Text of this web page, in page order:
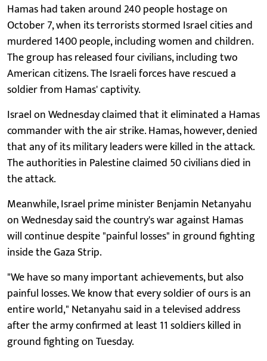
Hamas had taken around 240 people hostage on
October 7, when its terrorists stormed Israel cities and
murdered 1400 people, including women and children.
The group has released four civilians, including two
American citizens. The Israeli forces have rescued a
soldier from Hamas' captivity.
Israel on Wednesday claimed that it eliminated a Hamas
commander with the air strike. Hamas, however, denied
that any of its military leaders were killed in the attack.
The authorities in Palestine claimed 50 civilians died in
the attack.
Meanwhile, Israel prime minister Benjamin Netanyahu
on Wednesday said the country's war against Hamas
will continue despite "painful losses" in ground fighting
inside the Gaza Strip.
"We have so many important achievements, but also
painful losses. We know that every soldier of ours is an
entire world," Netanyahu said in a televised address
after the army confirmed at least 11 soldiers killed in
ground fighting on Tuesday.